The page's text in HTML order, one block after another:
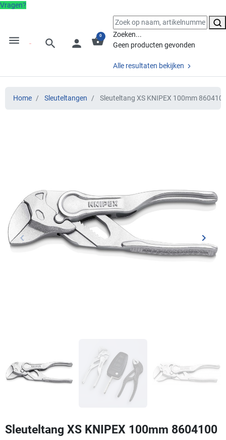
Vragen?
menu search person shopping_basket
0
Zoeken...
Geen producten gevonden
Alle resultaten bekijken
Home Sleuteltangen Sleuteltang XS KNIPEX 100mm
Vorige
keyboard_arrow_left keyboard_arrow_right
Sleuteltang XS KNIPEX 100mm 8604100